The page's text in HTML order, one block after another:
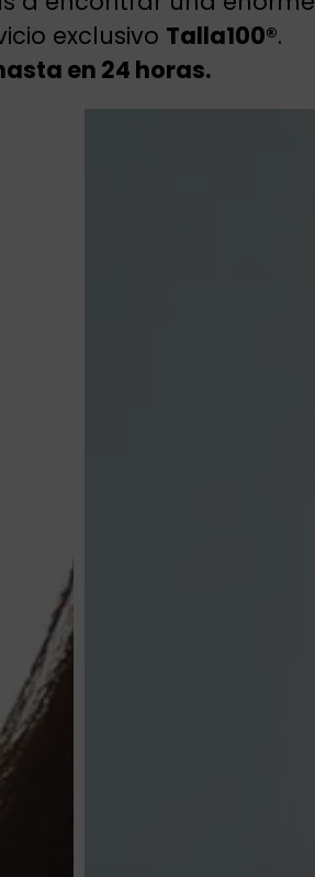
exclusivo Talla100®.
en 24 horas.